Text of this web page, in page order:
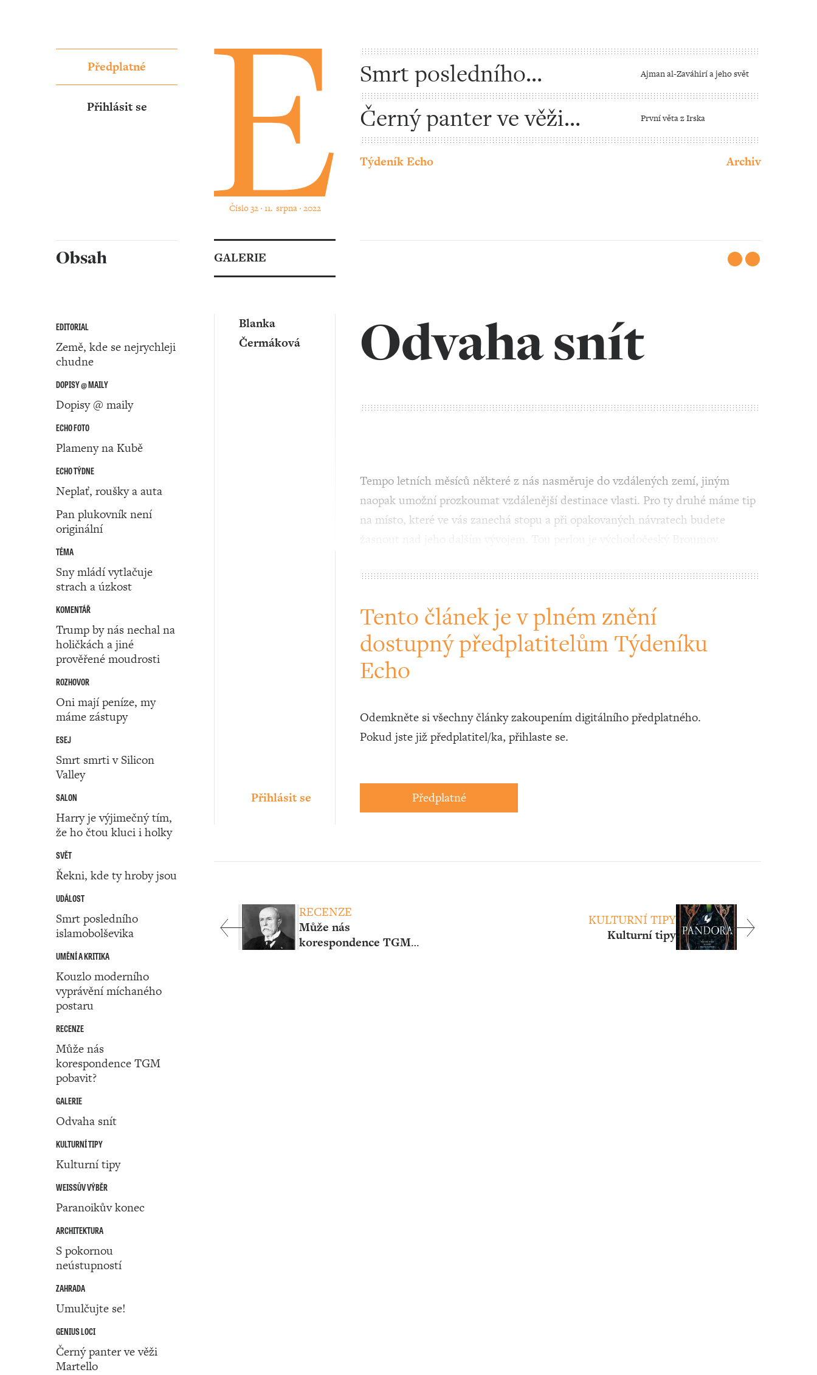
Číslo 32 ‧ 11. srpna ‧ 2022
Smrt posledního
islamobolševika
Ajman al-Zaváhirí a jeho svět
Černý panter ve věži
Martello
První věta z Irska
Týdeník Echo Archiv
Předplatné
Přihlásit se
Obsah
EDITORIAL
Země, kde se nejrychleji
chudne
DOPISY @ MAILY
Dopisy @ maily
ECHO FOTO
Plameny na Kubě
ECHO TÝDNE
Neplať, roušky a auta
Pan plukovník není
originální
TÉMA
Sny mládí vytlačuje
strach a úzkost
KOMENTÁŘ
Trump by nás nechal na
holičkách a jiné
prověřené moudrosti
ROZHOVOR
Oni mají peníze, my
máme zástupy
ESEJ
Smrt smrti v Silicon
Valley
SALON
Harry je výjimečný tím,
že ho čtou kluci i holky
SVĚT
Řekni, kde ty hroby jsou
UDÁLOST
Smrt posledního
islamobolševika
UMĚNÍ A KRITIKA
Kouzlo moderního
vyprávění míchaného
postaru
RECENZE
Může nás
korespondence TGM
pobavit?
GALERIE
Odvaha snít
KULTURNÍ TIPY
Kulturní tipy
WEISSŮV VÝBĚR
Paranoikův konec
ARCHITEKTURA
S pokornou
neústupností
ZAHRADA
Umulčujte se!
GENIUS LOCI
Černý panter ve věži
Martello
GALERIE
Odvaha snít
Blanka
Čermáková
Tempo letních měsíců některé z nás nasměruje do vzdálených zemí, jiným
naopak umožní prozkoumat vzdálenější destinace vlasti. Pro ty druhé máme tip
na místo, které ve vás zanechá stopu a při opakovaných návratech budete
Tento článek je v plném znění
dostupný předplatitelům Týdeníku
Echo
Odemkněte si všechny články zakoupením digitálního předplatného.
Pokud jste již předplatitel/ka, přihlaste se.
Předplatné
Přihlásit se
KULTURNÍ TIPY
Kulturní tipy
RECENZE
Může nás
korespondence TGM